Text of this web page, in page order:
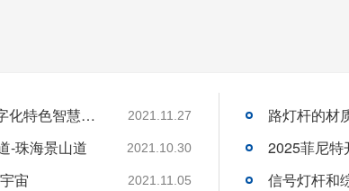
菲尼特智慧路灯“揽月”赋能都江堰 打造数字化特色智慧景区 2021.11.27
-珠海景山道 2021.10.30
宙 2021.11.05
路灯杆的材
2025菲尼特
信号灯杆和